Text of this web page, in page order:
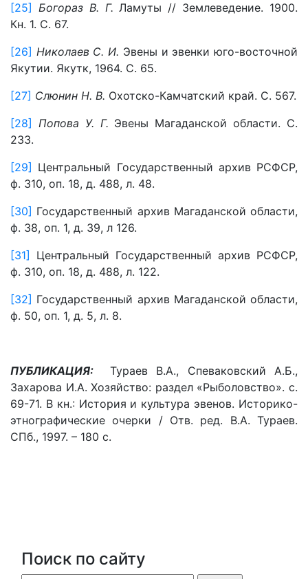
[25] Богораз В. Г.Ламуты // Землеведение. 1900.
Кн. 1. С. 67.
[26] Николаев С. И. Эвены и эвенки юго-восточной
Якутии. Якутк, 1964. С. 65.
[27] Слюнин Н. В. Охотско-Камчатский край. С. 567.
[28] Попова У. Г. Эвены Магаданской области. С.
233.
[29] Центральный Государственный архив РСФСР,
ф. 310, оп. 18, д. 488, л. 48.
[30] Государственный архив Магаданской области,
ф. 38, оп. 1, д. 39, л 126.
[31]
Центральный Государственный архив РСФСР,
ф. 310, оп. 18, д. 488, л. 122.
[32] Государственный архив Магаданской области,
ф. 50, оп. 1, д. 5, л. 8.
ПУБЛИКАЦИЯ:
Тураев В.А., Спеваковский А.Б.,
Захарова И.А. Хозяйство: раздел «Рыболовство». с.
69-71. В кн.: История и культура эвенов. Историко-
этнографические очерки / Отв. ред. В.А. Тураев.
СПб., 1997. – 180 с.
Поиск по сайту